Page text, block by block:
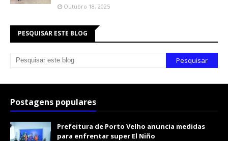
Outubro 18, 2025
PESQUISAR ESTE BLOG
Postagens populares
Prefeitura de Porto Velho anuncia medidas
para enfrentar super El Niño